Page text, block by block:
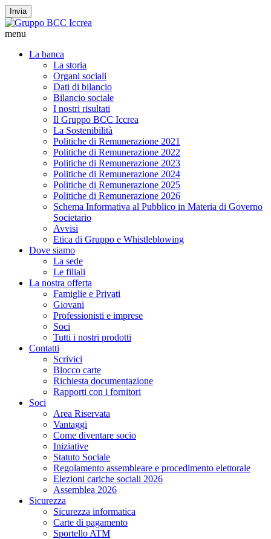
Invia
menu
La banca
La storia
Organi sociali
Dati di bilancio
Bilancio sociale
I nostri risultati
Il Gruppo BCC Iccrea
La Sostenibilità
Politiche di Remunerazione 2021
Politiche di Remunerazione 2022
Politiche di Remunerazione 2023
Politiche di Remunerazione 2024
Politiche di Remunerazione 2025
Politiche di Remunerazione 2026
Schema Informativa al Pubblico in Materia di Governo
Societario
Avvisi
Etica di Gruppo e Whistleblowing
Dove siamo
La sede
Le filiali
La nostra offerta
Famiglie e Privati
Giovani
Professionisti e imprese
Soci
Tutti i nostri prodotti
Contatti
Scrivici
Blocco carte
Richiesta documentazione
Rapporti con i fornitori
Soci
Area Riservata
Vantaggi
Come diventare socio
Iniziative
Statuto Sociale
Regolamento assembleare e procedimento elettorale
Elezioni cariche sociali 2026
Assemblea 2026
Sicurezza
Sicurezza informatica
Carte di pagamento
Sportello ATM